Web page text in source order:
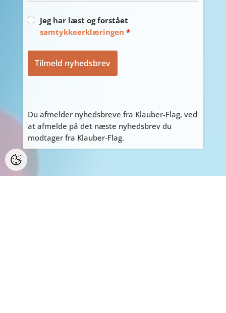
Jeg har læst og forstået
samtykkeerklæringen *
Du afmelder nyhedsbreve fra Klauber-Flag, ved
at afmelde på det næste nyhedsbrev du
modtager fra Klauber-Flag.